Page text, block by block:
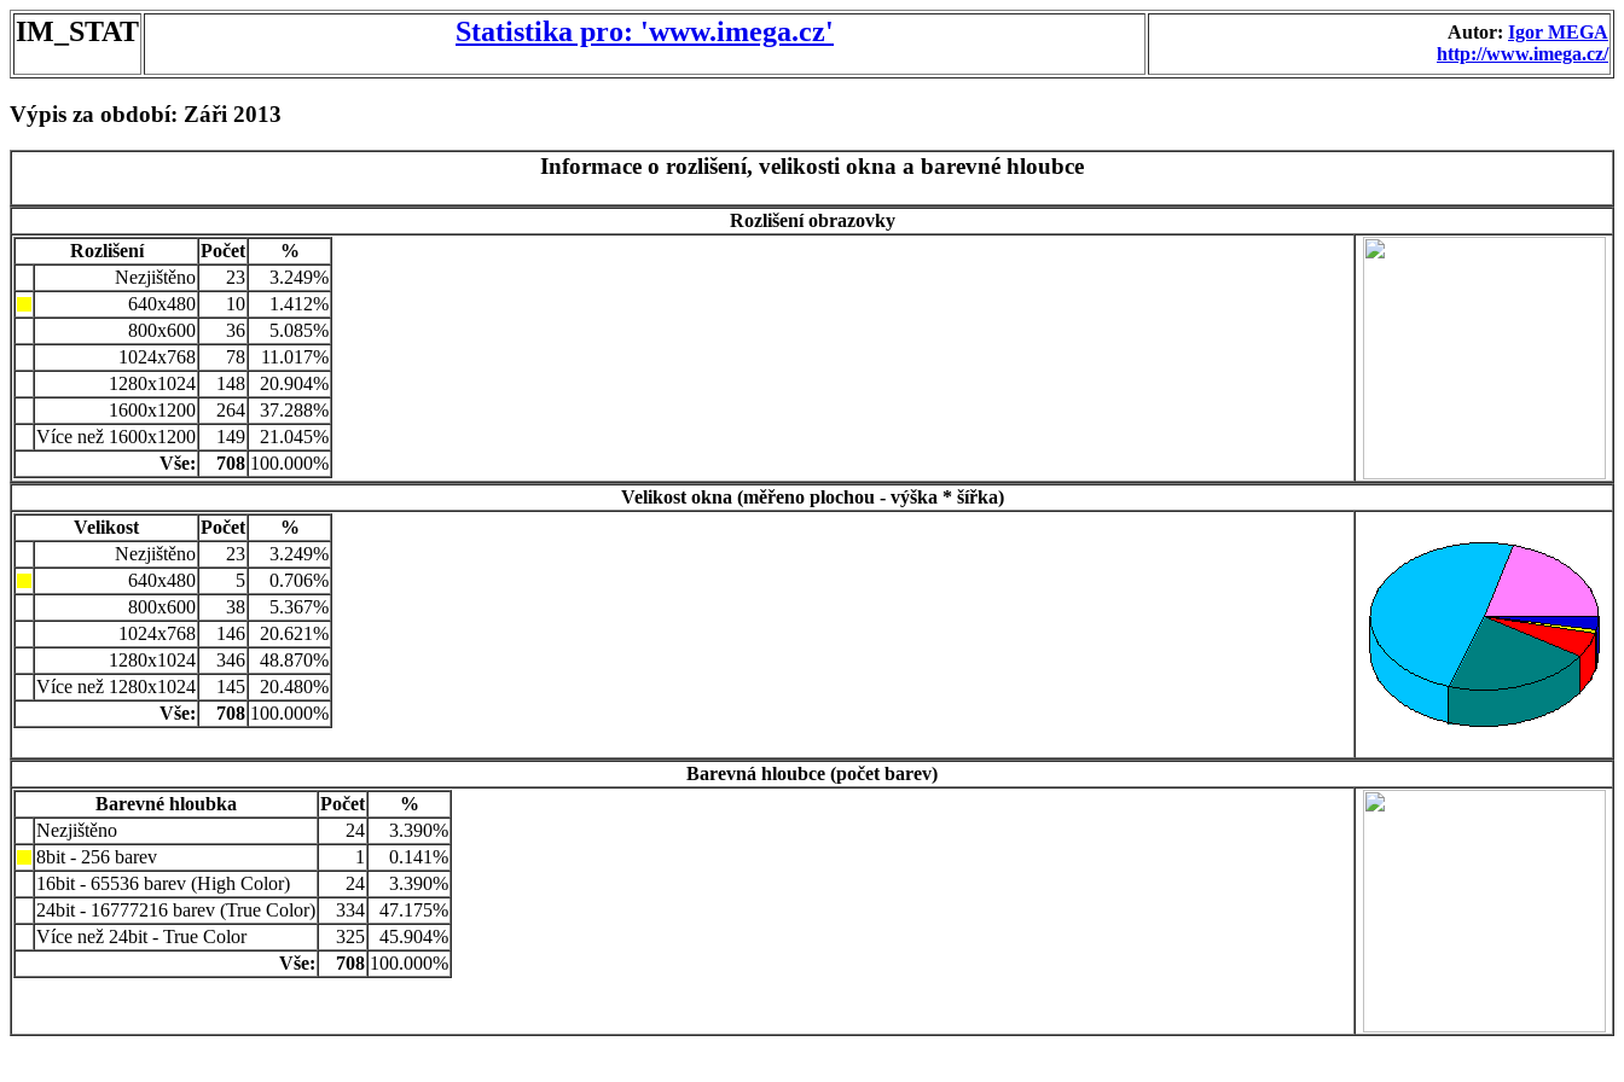
IM_STAT Statistika pro: 'www.imega.cz' Autor: Igor MEGA
http://www.imega.cz/
Výpis za období: Záři 2013
Informace o rozlišení, velikosti okna a barevné hloubce
Rozlišení obrazovky
Rozlišení
Počet
%
Nezjištěno
23
3.249%
640x480
10
1.412%
800x600
36
5.085%
1024x768
78
11.017%
1280x1024
148
20.904%
1600x1200
264
37.288%
Více než 1600x1200
149
21.045%
Vše:
708 100.000%
Velikost okna (měřeno plochou - výška * šířka)
Velikost
Počet
%
Nezjištěno
23
3.249%
640x480
5
0.706%
800x600
38
5.367%
1024x768
146
20.621%
1280x1024
346
48.870%
Více než 1280x1024
145
20.480%
Vše:
708 100.000%
Barevná hloubce (počet barev)
Barevné hloubka
Počet
%
Nezjištěno
24
3.390%
8bit - 256 barev
1
0.141%
16bit - 65536 barev (High Color)
24
3.390%
24bit - 16777216 barev (True Color)
334
47.175%
Více než 24bit - True Color
325
45.904%
Vše:
708 100.000%